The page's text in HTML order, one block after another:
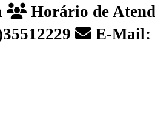
Horário de
E-Mail: